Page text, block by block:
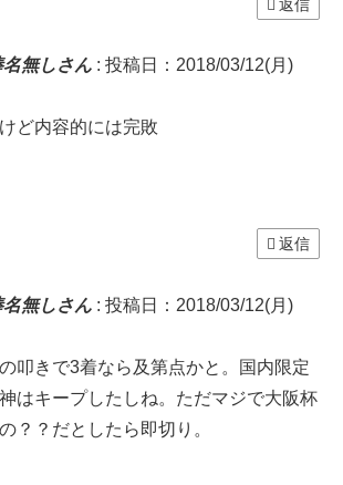
返信
無しさん : 投稿日：2018/03/12(月)
ど内容的には完敗
返信
無しさん : 投稿日：2018/03/12(月)
叩きで3着なら及第点かと。国内限定
はキープしたしね。ただマジで大阪杯
？？だとしたら即切り。